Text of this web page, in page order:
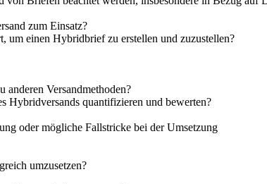
zum Einsatz?
um einen Hybridbrief zu erstellen und zuzustellen?
anderen Versandmethoden?
Hybridversands quantifizieren und bewerten?
oder mögliche Fallstricke bei der Umsetzung
umzusetzen?